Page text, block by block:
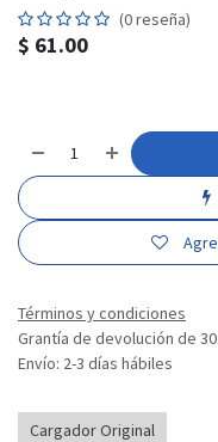
(0 reseña)
$ 61.00
Términos y condiciones
Grantía de devolución de
Envío: 2-3 días hábiles
Cargador Original